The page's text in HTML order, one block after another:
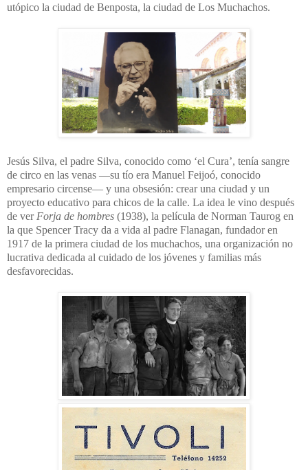
utópico la ciudad de Benposta, la ciudad de Los Muchachos.
Jesús Silva, el padre Silva, conocido como ‘el Cura’, tenía sangre
de circo en las venas —su tío era Manuel Feijoó, conocido
empresario circense— y una obsesión: crear una ciudad y un
proyecto educativo para chicos de la calle. La idea le vino después
de ver Forja de hombres (1938), la película de Norman Taurog en
la que Spencer Tracy da a vida al padre Flanagan, fundador en
1917 de la primera ciudad de los muchachos, una organización no
lucrativa dedicada al cuidado de los jóvenes y familias más
desfavorecidas.